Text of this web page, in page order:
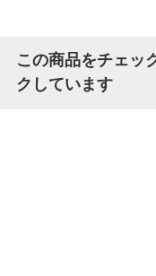
この商品をチェッ
クしています